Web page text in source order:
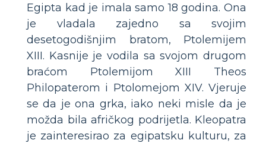
Egipta kad je imala samo 18 godina. Ona
je vladala zajedno sa svojim
desetogodišnjim bratom, Ptolemijem
XIII. Kasnije je vodila sa svojom drugom
braćom Ptolemijom XIII Theos
Philopaterom i Ptolomejom XIV. Vjeruje
se da je ona grka, iako neki misle da je
možda bila afričkog podrijetla. Kleopatra
je zainteresirao za egipatsku kulturu, za